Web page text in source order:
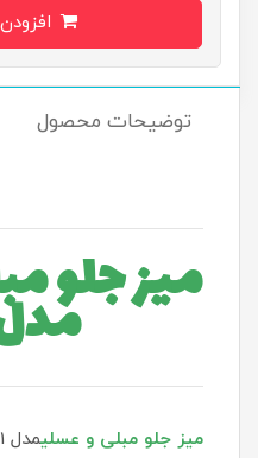
توضیحات محصول
میز جلو
مدل
میز جلو مبلی و عسلی